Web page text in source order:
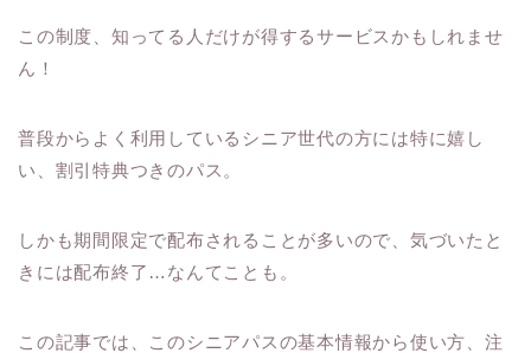
この制度、知ってる人だけが得するサービスかもしれませ
ん！
普段からよく利用しているシニア世代の方には特に嬉し
い、割引特典つきのパス。
しかも期間限定で配布されることが多いので、気づいたと
きには配布終了…なんてことも。
この記事では、このシニアパスの基本情報から使い方、注